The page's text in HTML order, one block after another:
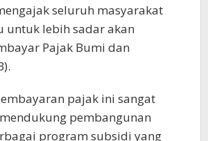
seluruh masyarakat
untuk lebih sadar akan
Pajak Bumi dan
pajak ini sangat
pembangunan
program subsidi yang